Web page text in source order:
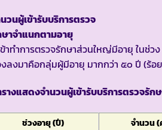
วนผู้เข้ารับบริการตรวจ
าจำแนกตามอายุ
าทำการตรวจรักษาส่วนใหญ่มีอายุ ในช่
ลงมาคือกลุ่มผู้มีอายุ มากกว่า ๕๐ ปี (ร้อ
างแสดงจำนวนผู้เข้ารับบริการตรวจรั
ช่วงอายุ (ปี) จำนวน